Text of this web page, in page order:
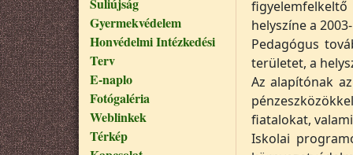
Gyermekvédelem
Honvédelmi Intézkedési
Terv
E-naplo
Fotógaléria
Weblinkek
Térkép
helyszíne a
Pedagógus
területet, a
Az alapítónak
fiatalokat,
Iskolai